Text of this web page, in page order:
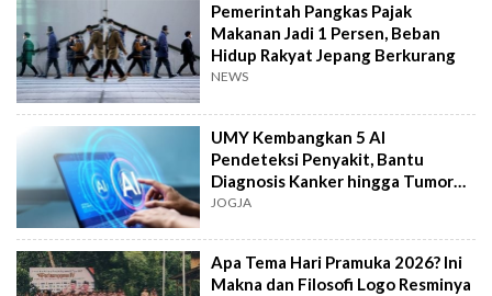
Pemerintah Pangkas Pajak
Makanan Jadi 1 Persen, Beban
Hidup Rakyat Jepang Berkurang
NEWS
UMY Kembangkan 5 AI
Pendeteksi Penyakit, Bantu
Diagnosis Kanker hingga Tumor
Otak Lebih Cepat
JOGJA
Apa Tema Hari Pramuka 2026? Ini
Makna dan Filosofi Logo Resminya